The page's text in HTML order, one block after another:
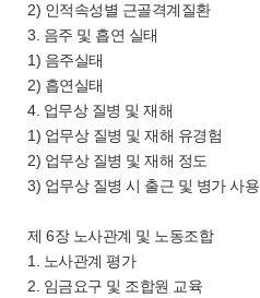
2) 인적속성별 근골격계질환
3. 음주 및 흡연 실태
1) 음주실태
2) 흡연실태
4. 업무상 질병 및 재해
1) 업무상 질병 및 재해 유경험
2) 업무상 질병 및 재해 정도
3) 업무상 질병 시 출근 및 병가 사용
제 6장 노사관계 및 노동조합
1. 노사관계 평가
2. 임금요구 및 조합원 교육